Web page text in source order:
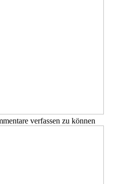
verfassen zu können